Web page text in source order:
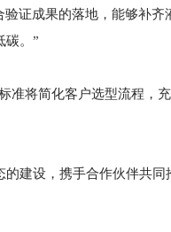
证成果的落地，能够补齐
碳。”
准将简化客户选型流程，
建设，携手合作伙伴共同